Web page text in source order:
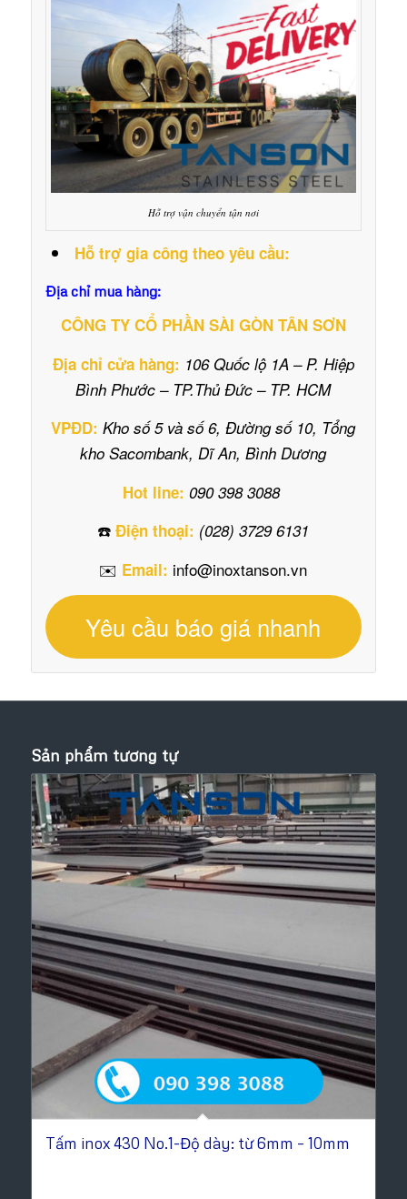
Hỗ trợ vận chuyển tận nơi
Hỗ trợ gia công theo yêu cầu:
Địa chỉ mua hàng:
CÔNG TY CỔ PHẦN SÀI GÒN TÂN SƠN
Địa chỉ cửa hàng: 106 Quốc lộ 1A – P. Hiệp
Bình Phước – TP.Thủ Đức – TP. HCM
VPĐD: Kho số 5 và số 6, Đường số 10, Tổng
kho Sacombank, Dĩ An, Bình Dương
Hot line: 090 398 3088
☎️Điện thoại: (028) 3729 6131
✉️ Email: info@inoxtanson.vn
Yêu cầu báo giá nhanh
Sản phẩm tương tự
Tấm inox 430 No.1-Độ dày: từ 6mm – 10mm